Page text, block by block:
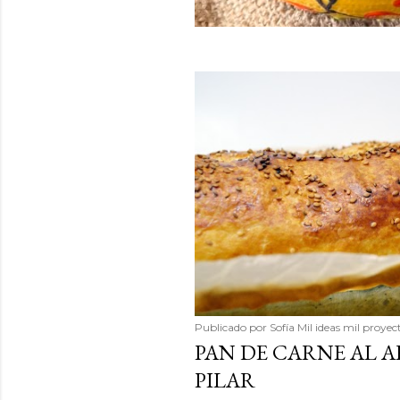
Publicado por Sofía Mil ideas mil
PAN DE CARNE AL
PILAR